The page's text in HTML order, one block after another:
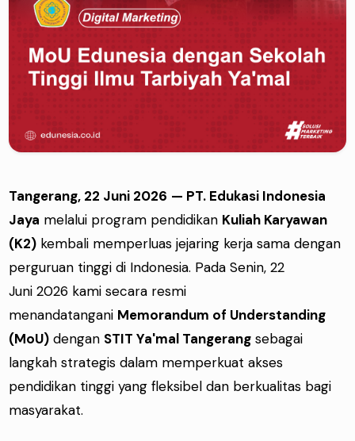
Tangerang, 22 Juni 2026 — PT. Edukasi Indonesia
Jaya melalui program pendidikan Kuliah Karyawan
(K2) kembali memperluas jejaring kerja sama dengan
perguruan tinggi di Indonesia. Pada Senin, 22
Juni 2026 kami secara resmi
menandatangani Memorandum of Understanding
(MoU) dengan STIT Ya'mal Tangerang sebagai
langkah strategis dalam memperkuat akses
pendidikan tinggi yang fleksibel dan berkualitas bagi
masyarakat.